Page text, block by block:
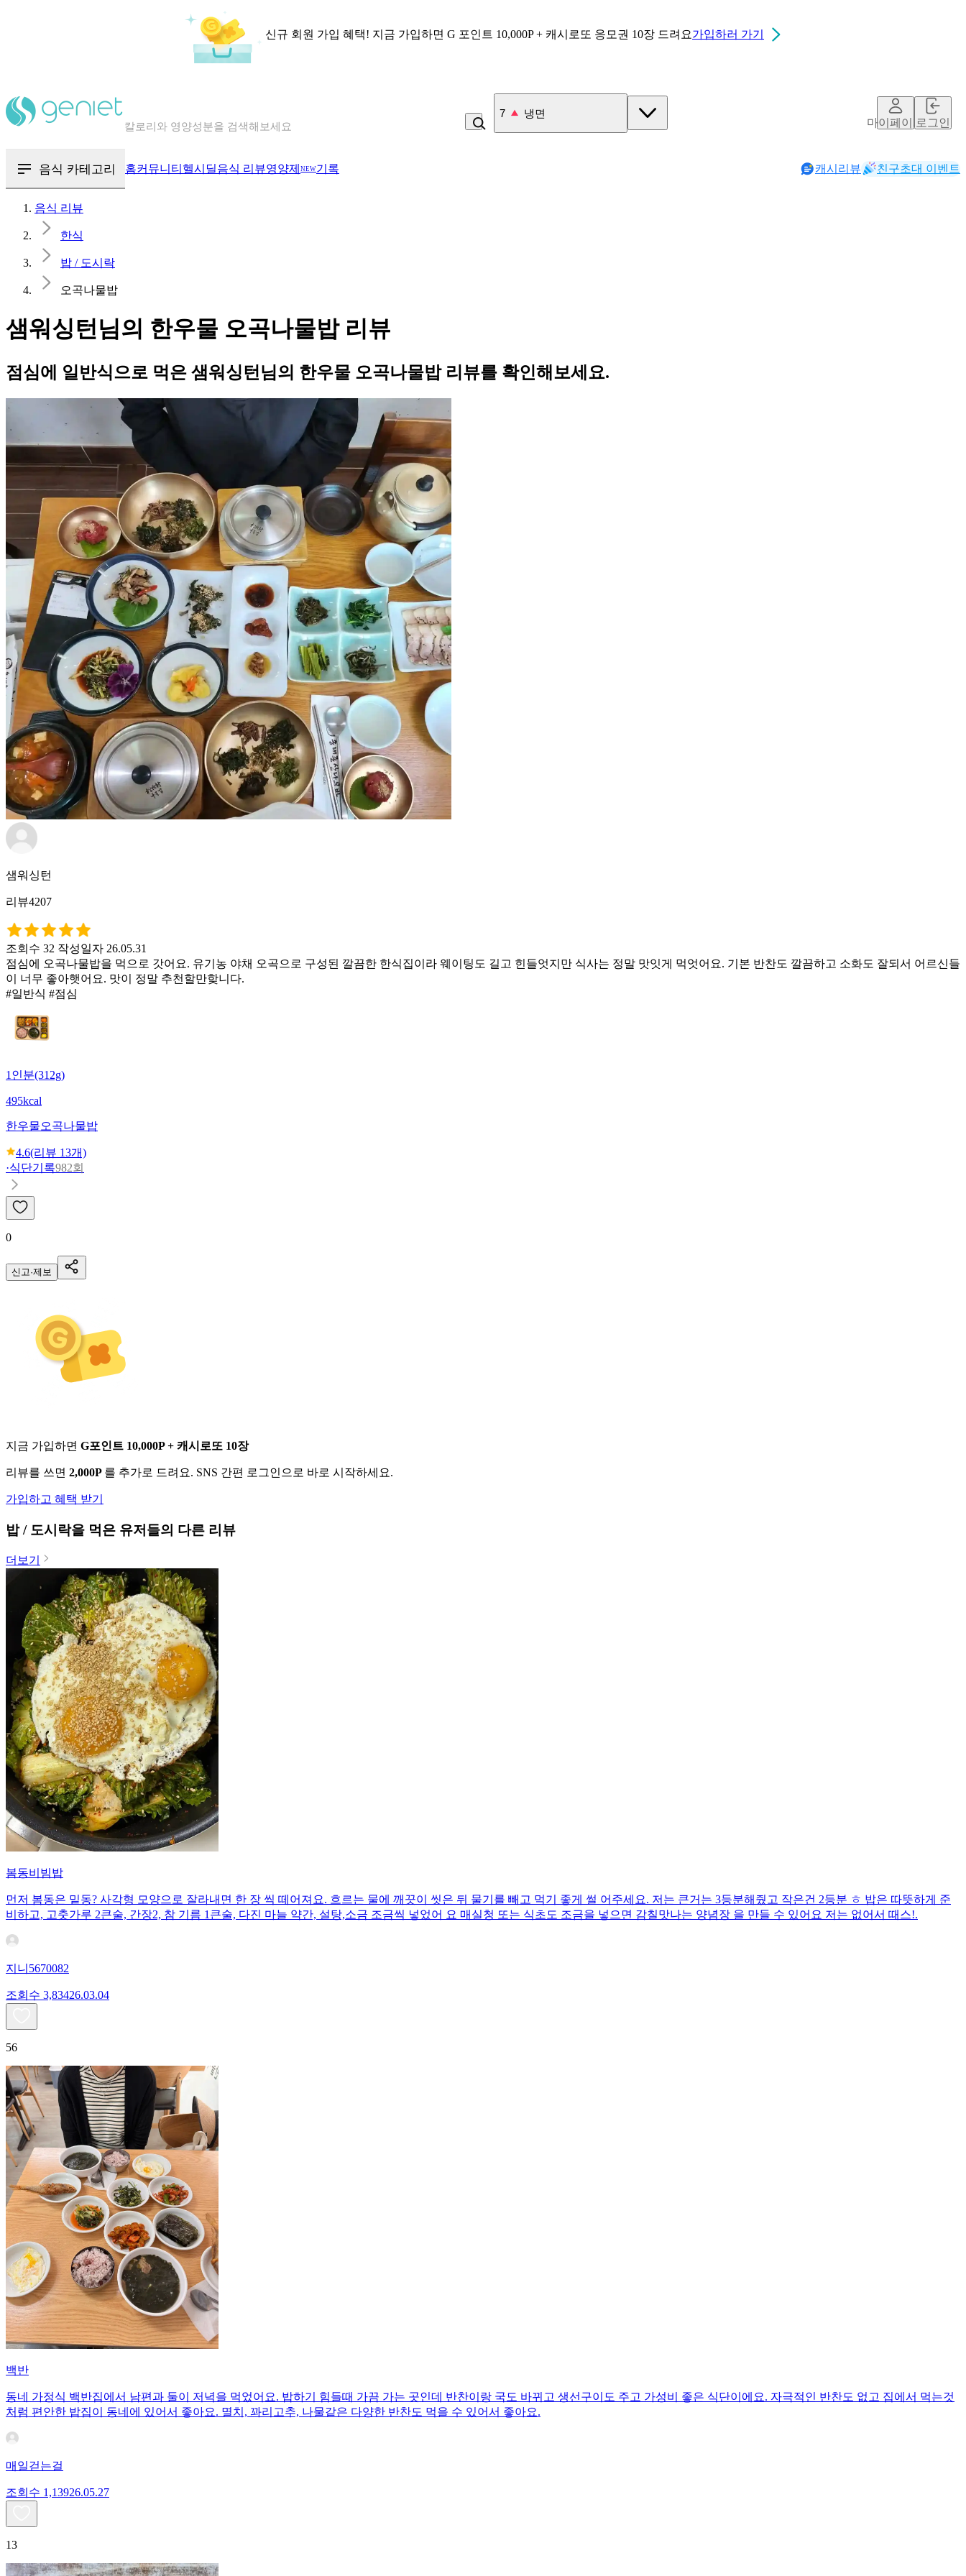
신규 회원 가입 혜택! 지금 가입하면 G 포인트 10,000P + 캐시로또 응모권 10장 드려요가입하러 가기
혈당 · 다이어트 음식 검색해보세요
7 냉면
마이페이지로그인
음식 카테고리 홈커뮤니티 헬시딜음식 리뷰영양제 NEW기록 캐시리뷰 친구초대 이벤트
음식 리뷰
한식
밥 / 도시락
오곡나물밥
샘워싱턴님의 한우물 오곡나물밥 리뷰
점심에 일반식으로 먹은 샘워싱턴님의 한우물 오곡나물밥 리뷰를 확인해보세요.
샘워싱턴
리뷰4207
조회수 32 작성일자 26.05.31
점심에 오곡나물밥을 먹으로 갓어요. 유기농 야채 오곡으로 구성된 깔끔한 한식집이라 웨이팅도 길고 힌들엇지만 식사는 정말 맛잇게 먹엇어요. 기본 반찬도 깔끔하고 소화도 잘되서 어르신들
이 너무 좋아햇어요. 맛이 정말 추천할만핮니다.
#일반식 #점심
1인분(312g)
495kcal
한우물오곡나물밥
4.6(리뷰 13개)
·식단기록982회
0
신고·제보
지금 가입하면 G포인트 10,000P + 캐시로또 10장
리뷰를 쓰면 2,000P 를 추가로 드려요. SNS 간편 로그인으로 바로 시작하세요.
가입하고 혜택 받기
밥 / 도시락을 먹은 유저들의 다른 리뷰
더보기
봄동비빔밥
먼저 봄동은 밑동? 사각형 모양으로 잘라내면 한 장 씩 떼어져요. 흐르는 물에 깨끗이 씻은 뒤 물기를 빼고 먹기 좋게 썰 어주세요. 저는 큰거는 3등분해줬고 작은건 2등분 ㅎ 밥은 따뜻하게 준
비하고, 고춧가루 2큰술, 간장2, 참 기름 1큰술, 다진 마늘 약간, 설탕,소금 조금씩 넣었어 요 매실청 또는 식초도 조금을 넣으면 감칠맛나는 양념장 을 만들 수 있어요 저는 없어서 때스!.
지니5670082
조회수 3,83426.03.04
56
백반
동네 가정식 백반집에서 남편과 둘이 저녁을 먹었어요. 밥하기 힘들때 가끔 가는 곳인데 반찬이랑 국도 바뀌고 생선구이도 주고 가성비 좋은 식단이에요. 자극적인 반찬도 없고 집에서 먹는것
처럼 편안한 밥집이 동네에 있어서 좋아요. 멸치, 꽈리고추, 나물같은 다양한 반찬도 먹을 수 있어서 좋아요.
매일걷는걸
조회수 1,13926.05.27
13